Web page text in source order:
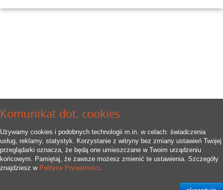
Komunikat dot. cookies
Używamy cookies i podobnych technologii m.in. w celach: świadczenia
usług, reklamy, statystyk. Korzystanie z witryny bez zmiany ustawień Twojej
przeglądarki oznacza, że będą one umieszczane w Twoim urządzeniu
końcowym. Pamiętaj, że zawsze możesz zmienić te ustawienia. Szczegóły
znajdziesz w Polityce Prywatności.